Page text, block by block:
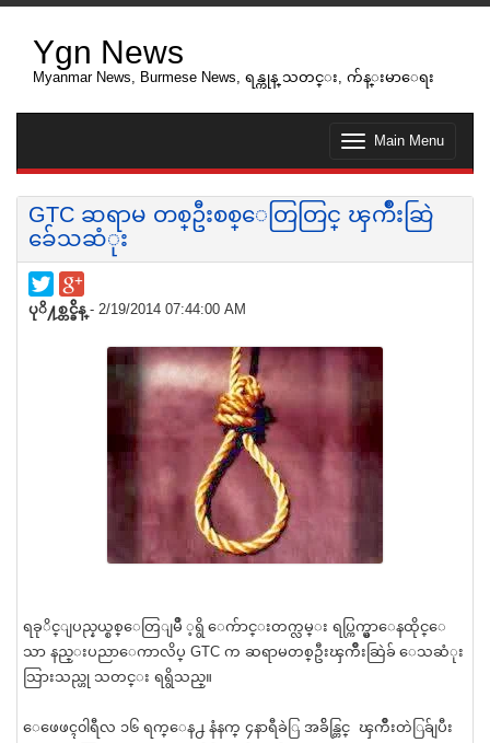
Ygn News
Myanmar News, Burmese News, ရန္ကုန္ သတင္း, က်န္းမာေရး
T
g
l
n
Main Menu
GTC ဆရာမ တစ္ဦးစစ္ေတြတြင္ ၾကိဳးဆြဲ
ခ်ေသဆံုး
ပုိ႔စ္တင္ခ်ိန္- 2/19/2014 07:44:00 AM
ရခုိင္ျပည္နယ္စစ္ေတြျမိဳ ့ရွိ ေက်ာင္းတက္လမ္း ရပ္ကြက္မွာေနထိုင္ေ
သာ နည္းပညာေကာလိပ္ GTC က ဆရာမတစ္ဦးၾကိဳးဆြဲခ် ေသဆံုး
သြားသည္ဟု သတင္း ရရွိသည္။
ေဖေဖၚ၀ါရီလ ၁၆ ရက္ေန႕ နံနက္ ၄နာရီခဲြ အခ်ိန္တြင္ ၾကိဳးတဲြခ်ျပီး